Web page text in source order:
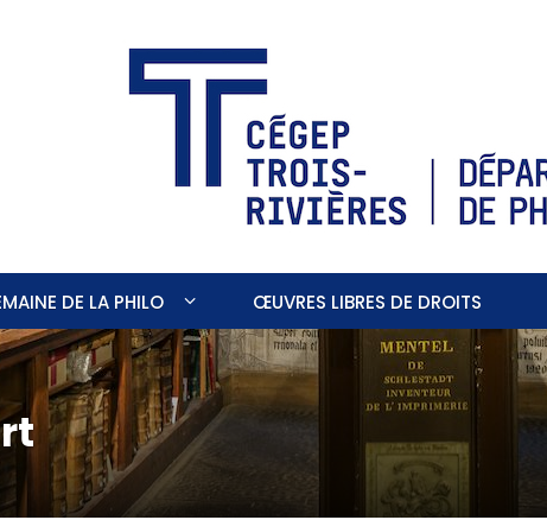
DE LA PHILO ŒUVRES LIBRES DE DROITS